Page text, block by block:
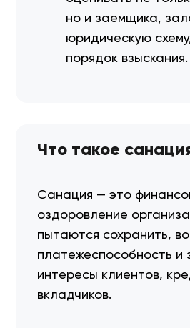
но и заемщика,
юридическую
порядок взыскания.
Что такое
Санация — это
оздоровление
пытаются сохранить,
платежеспособность и
интересы клиентов,
вкладчиков.